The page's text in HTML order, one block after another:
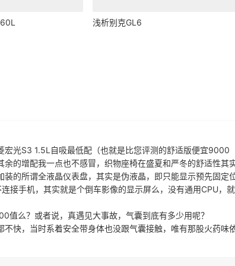
光S3 1.5L自吸最低配（也就是比您评测的舒适版便宜9000
的增配我一点也不感冒，织物座椅在盛夏和严冬的舒适性其实
的所谓全液晶仪表盘，其实是伪液晶，即只能显示预先固定
接手机，其实就是个倒车影像的显示屏么，没有通用CPU，就
么？或者说，真遇见大事故，气囊到底有多少用呢？
快，当时系着安全带身体也没跟气囊接触，唯有那股火药味依